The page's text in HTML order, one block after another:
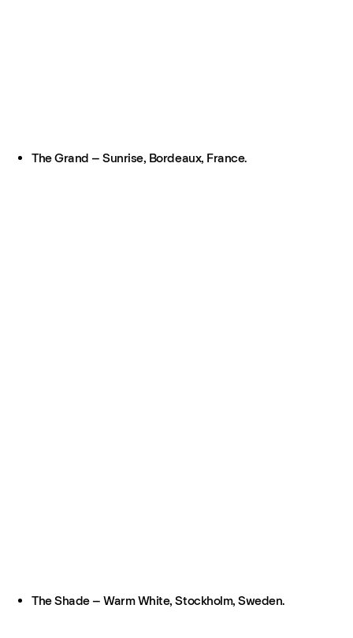
The Grand – Sunrise, Bordeaux, France.
The Shade – Warm White, Stockholm, Sweden.